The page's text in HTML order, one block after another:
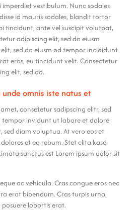
imperdiet vestibulum. Nunc sodales
id mauris sodales, blandit tortor
tincidunt, ante vel suscipit volutpat,
adipiscing elit, sed do eiusm
sed do eiusm od tempor incididunt
eros, eu tincidunt velit. Consectetur
elit, sed do.
omnis iste natus et
consetetur sadipscing elitr, sed
invidunt ut labore et dolore
diam voluptua. At vero eos et
et ea rebum. Stet clita kasd
sanctus est Lorem ipsum dolor sit
ac vehicula. Cras congue eros nec
erat bibendum. Cras turpis urna,
lobortis erat.